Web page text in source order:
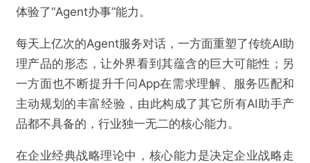
体验了“Agent办事”能力。
每天上亿次的Agent服务对话，一方面重塑了传统AI助
理产品的形态，让外界看到其蕴含的巨大可能性；另
一方面也不断提升千问App在需求理解、服务匹配和
主动规划的丰富经验，由此构成了其它所有AI助手产
品都不具备的，行业独一无二的核心能力。
在企业经典战略理论中，核心能力是决定企业战略走